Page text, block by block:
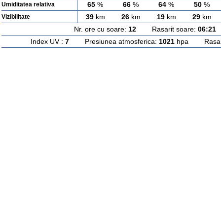
Umiditatea relativa 65 % 66 % 64 % 50 %
Vizibilitate 39km 26km 19km 29km
Nr. ore cu soare: 12Rasarit soare: 06:21
Index UV : 7Presiunea atmosferica: 1021hpa